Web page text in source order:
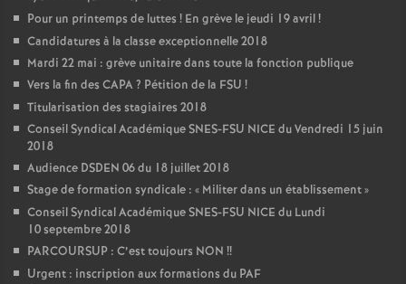
Pour un printemps de luttes ! En grève le jeudi 19 avril!
Candidatures à la classe exceptionnelle 2018
Mardi 22 mai : grève unitaire dans toute la fonction publique
Vers la fin des CAPA? Pétition de la FSU !
Titularisation des stagiaires 2018
Conseil Syndical Académique SNES-FSU NICE du Vendredi 15 juin
2018
Audience DSDEN 06 du 18 juillet 2018
Stage de formation syndicale : « Militer dans un établissement»
Conseil Syndical Académique SNES-FSU NICE du Lundi
10 septembre 2018
PARCOURSUP : C’est toujours NON !!
Urgent : inscription aux formations du PAF